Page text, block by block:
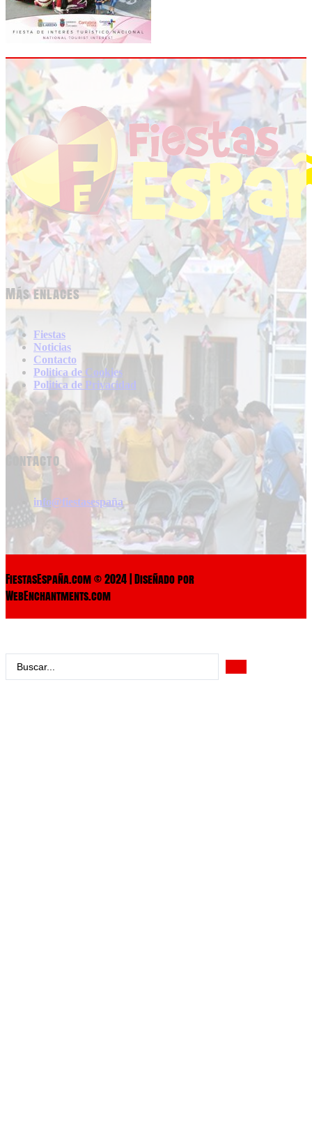
Más enlaces
Fiestas
Noticias
Contacto
Politica de Cookies
Politica de Privacidad
Contacto
info@fiestasespaña
FiestasEspaña.com © 2024 | Diseñado por
WebEnchantments.com